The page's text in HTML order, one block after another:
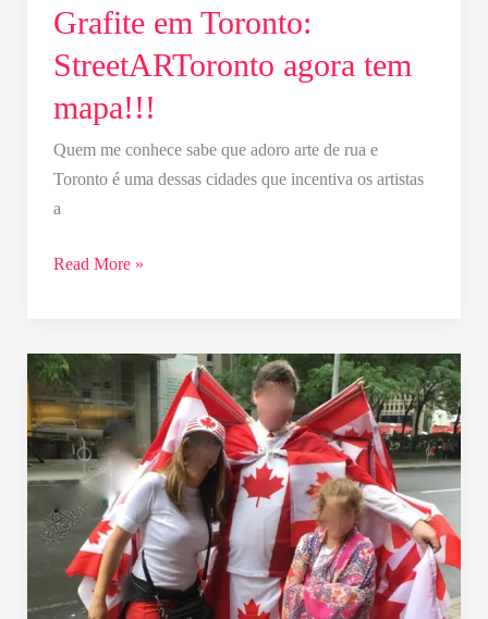
Grafite em Toronto:
StreetARToronto agora tem
mapa!!!
Quem me conhece sabe que adoro arte de rua e
Toronto é uma dessas cidades que incentiva os artistas
a
Read More »
Você
não
é
mais
canadense
que
ninguém
…